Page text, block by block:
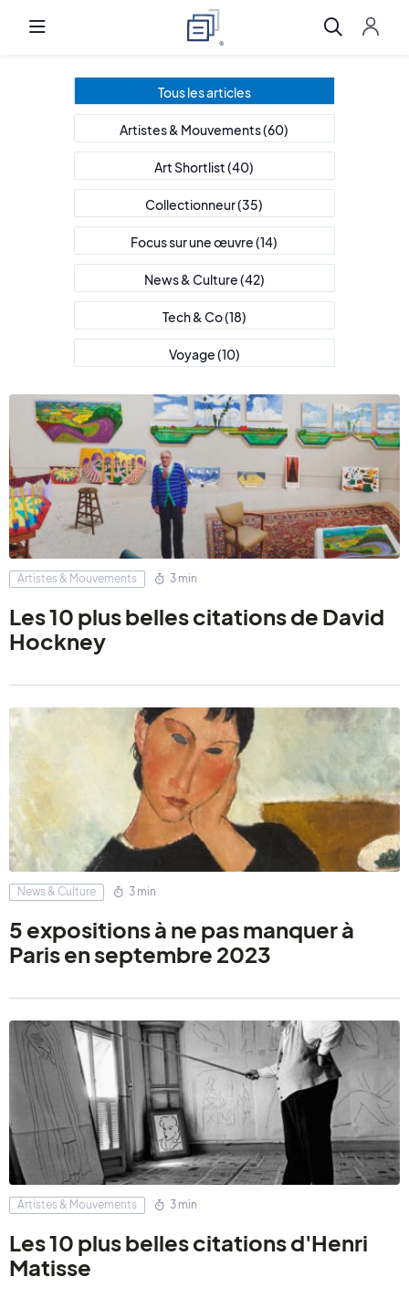
Tous les articles
Artistes & Mouvements(60)
Art Shortlist(40)
Collectionneur(35)
Focus sur une œuvre(14)
News & Culture(42)
Tech & Co(18)
Voyage(10)
Artistes & Mouvements 3 min
Les 10 plus belles citations de David
Hockney
News & Culture 3 min
5 expositions à ne pas manquer à
Paris en septembre 2023
Artistes & Mouvements 3 min
Les 10 plus belles citations d'Henri
Matisse